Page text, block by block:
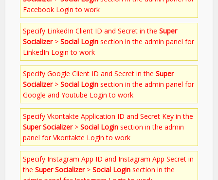
Facebook Login to work
Specify LinkedIn Client ID and Secret in theSuper
Socializer>Social Login section in the admin panel for
LinkedIn Login to work
Specify Google Client ID and Secret in theSuper
Socializer>Social Login section in the admin panel for
Google and Youtube Login to work
Specify Vkontakte Application ID and Secret Key in the
Super Socializer>Social Login section in the admin
panel for Vkontakte Login to work
Specify Instagram App ID and Instagram App Secret in
theSuper Socializer>Social Login section in the